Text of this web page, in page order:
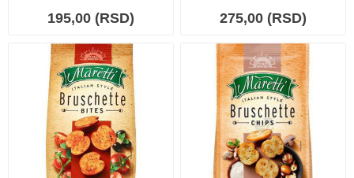
195,00 (RSD) 275,00 (RSD)